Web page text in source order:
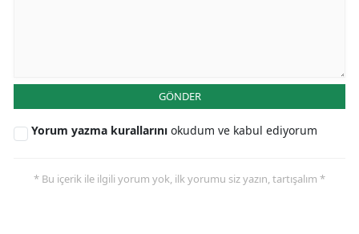
GÖNDER
Yorum yazma kurallarını okudum ve kabul ediyorum
* Bu içerik ile ilgili yorum yok, ilk yorumu siz yazın, tartışalım *